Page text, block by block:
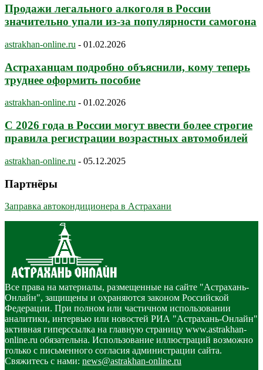
Продажи легального алкоголя в России
значительно упали из-за популярности самогона
astrakhan-online.ru - 01.02.2026
Астраханцам подробно объяснили, кому теперь
труднее оформить пособие
astrakhan-online.ru - 01.02.2026
С 2026 года в России могут ввести более строгие
правила регистрации возрастных автомобилей
astrakhan-online.ru - 05.12.2025
Партнёры
Заправка автокондиционера в Астрахани
Все права на материалы, размещенные на сайте "Астрахань-
Онлайн", защищены и охраняются законом Российской
Федерации. При полном или частичном использовании
аналитики, интервью или новостей РИА "Астрахань-Онлайн"
активная гиперссылка на главную страницу www.astrakhan-
online.ru обязательна. Использование иллюстраций возможно
только с письменного согласия администрации сайта.
Свяжитесь с нами: news@astrakhan-online.ru